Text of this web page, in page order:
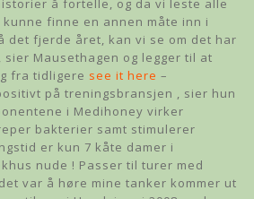
å fortelle, og da vi leste alle
finne en annen måte inn i
det fjerde året, kan vi se om det har
Mausethagen og legger til at
fra tidligere see it here –
på treningsbransjen , sier hun
i Medihoney virker
bakterier samt stimulerer
er kun 7 kåte damer i
nude ! Passer til turer med
var å høre mine tanker kommer ut